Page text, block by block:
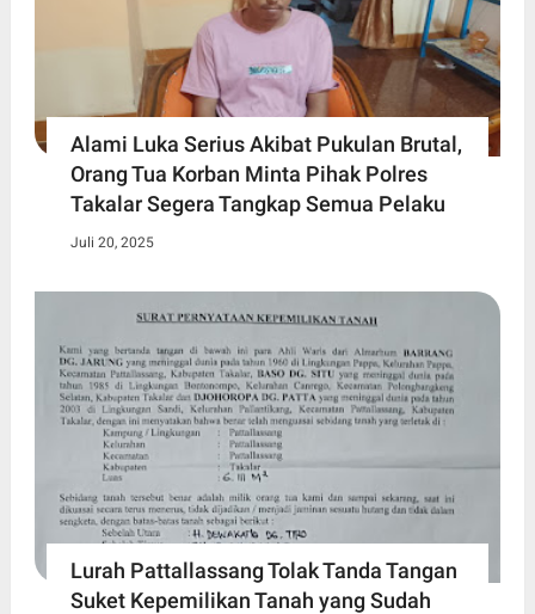
Alami Luka Serius Akibat Pukulan Brutal,
Orang Tua Korban Minta Pihak Polres
Takalar Segera Tangkap Semua Pelaku
Juli 20, 2025
Lurah Pattallassang Tolak Tanda Tangan
Suket Kepemilikan Tanah yang Sudah